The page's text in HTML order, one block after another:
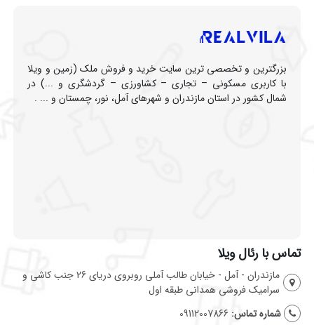
بزرگترین و تخصصی ترین سایت خرید و فروش ملک (زمین و ویلا
با کاربری مسکونی – تجاری – کشاورزی – گردشگری و ...) در
شمال کشور در استان مازندران و شهرهای آمل، نور، چمستان و ... .
تماس با رئال ویلا
مازندران - آمل - خیابان طالب آملی روبروی دریای 26 جنب کاشی و
سرامیک فروشی همدانی طبقه اول
شماره تماس: 09112007866